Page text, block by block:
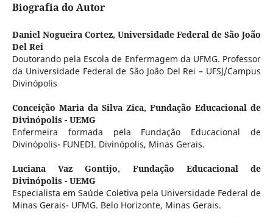
Biografia do Autor
Daniel Nogueira Cortez, Universidade Federal de São João
Del Rei
Doutorando pela Escola de Enfermagem da UFMG. Professor
da Universidade Federal de São João Del Rei – UFSJ/Campus
Divinópolis
Conceição Maria da Silva Zica,Fundação Educacional de
Divinópolis - UEMG
Enfermeira formada pela Fundação Educacional de
Divinópolis- FUNEDI. Divinópolis, Minas Gerais.
Luciana Vaz Gontijo, Fundação Educacional de
Divinópolis - UEMG
Especialista em Saúde Coletiva pela Universidade Federal de
Minas Gerais- UFMG. Belo Horizonte, Minas Gerais.